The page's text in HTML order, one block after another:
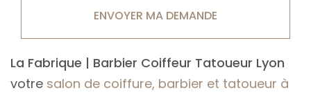
ENVOYER MA DEMANDE
La Fabrique | Barbier Coiffeur Tatoueur Lyon
votre salon de coiffure, barbier et tatoueur à